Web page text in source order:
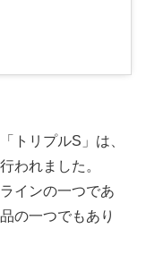
トリプルS」は、
われました。
インの一つであ
の一つでもあり